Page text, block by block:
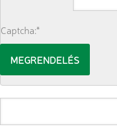
Captcha:*